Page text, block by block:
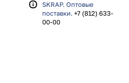
SKRAP. Оптовые
поставки. +7 (812) 633-
00-00